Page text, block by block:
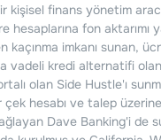
kişisel finans yönetim
hesaplarına fon aktarımı
kaçınma imkanı sunan,
vadeli kredi alternatifi
olan Side Hustle'ı
çek hesabı ve talep
Dave Banking'i de